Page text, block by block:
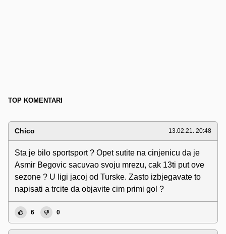
TOP KOMENTARI
Chico 13.02.21. 20:48
Sta je bilo sportsport ? Opet sutite na cinjenicu da je
Asmir Begovic sacuvao svoju mrezu, cak 13ti put ove
sezone ? U ligi jacoj od Turske. Zasto izbjegavate to
napisati a trcite da objavite cim primi gol ?
6 0